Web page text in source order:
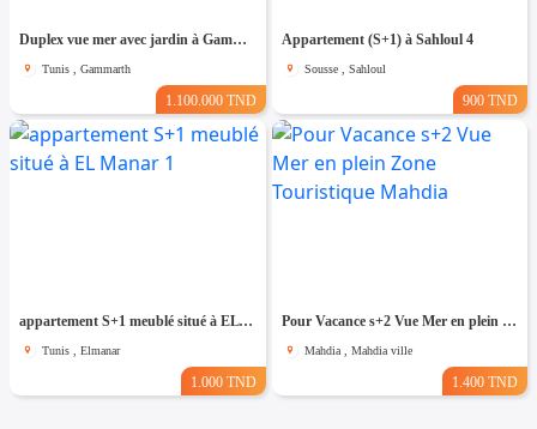
Duplex vue mer avec jardin à Gammarth
Tunis , Gammarth
1.100.000 TND
Appartement (S+1) à Sahloul 4
Sousse , Sahloul
900 TND
appartement S+1 meublé situé à EL Manar 1
Tunis , Elmanar
1.000 TND
Pour Vacance s+2 Vue Mer en plein Zone Touristique Mahdia
Mahdia , Mahdia ville
1.400 TND